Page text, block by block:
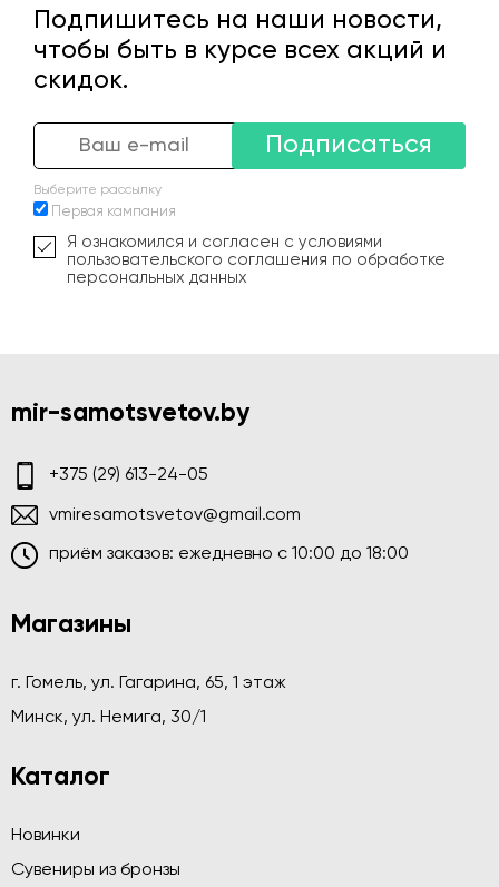
Подпишитесь на наши новости,
чтобы быть в курсе всех акций и
скидок.
Подписаться
Выберите рассылку
Первая кампания
Я ознакомился и согласен с условиями
пользовательского соглашения по обработке
персональных данных
mir-samotsvetov.by
+375 (29) 613-24-05
vmiresamotsvetov@gmail.com
приём заказов: ежедневно c 10:00 до 18:00
Магазины
г. Гомель, ул. Гагарина, 65, 1 этаж
Минск, ул. Немига, 30/1
Каталог
Новинки
Сувениры из бронзы